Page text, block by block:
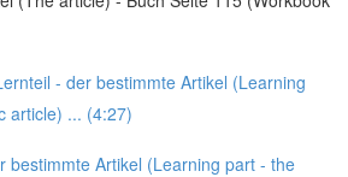
- der bestimmte Artikel (Learning
article) ... (4:27)
bestimmte Artikel (Learning part - the